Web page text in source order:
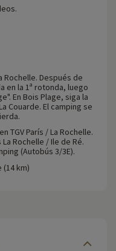
Rochelle. Después de
en la 1ª rotonda, luego
En Bois Plage, siga la
Couarde. El camping se
TGV París / La Rochelle.
Rochelle / Ile de Ré.
(Autobús 3/3E).
km)